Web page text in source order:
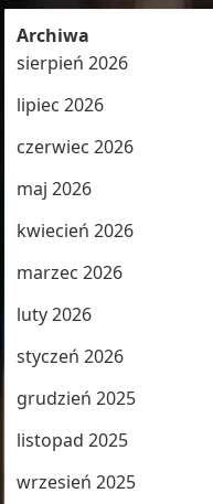
Archiwa
sierpień 2026
lipiec 2026
czerwiec 2026
maj 2026
kwiecień 2026
marzec 2026
luty 2026
styczeń 2026
grudzień 2025
listopad 2025
wrzesień 2025